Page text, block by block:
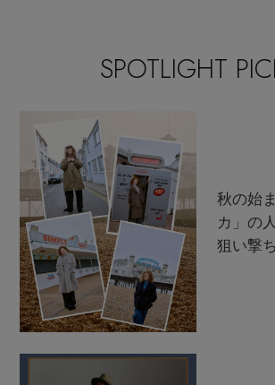
SPOTLIGHT
秋の始
カ」の
狙い撃